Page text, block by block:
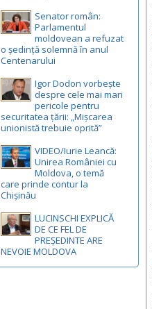
Senator român:
Parlamentul
moldovean a refuzat
o ședință solemnă în anul
Centenarului
Igor Dodon vorbește
despre cele mai mari
pericole pentru
securitatea țării: „Mișcarea
unionistă trebuie oprită”
VIDEO/Iurie Leancă:
Unirea României cu
Moldova, o temă
care prinde contur la
Chișinău
LUCINSCHI EXPLICĂ
DE CE FEL DE
PREȘEDINTE ARE
NEVOIE MOLDOVA